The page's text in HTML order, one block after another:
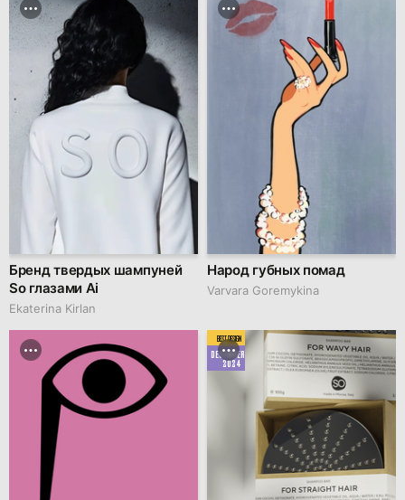
Бренд твердых шампуней
So глазами Ai
Ekaterina Kirlan
Народ губных помад
Varvara Goremykina
BEST DESIGN
DECEMBER
2024